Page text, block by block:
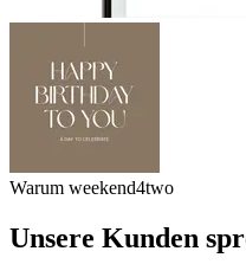
Warum weekend4two
Unsere Kunden